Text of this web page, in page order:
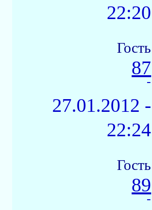
22:20
Гость
87
-
27.01.2012 -
22:24
Гость
89
-